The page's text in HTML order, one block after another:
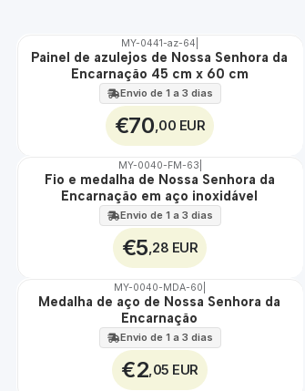
🇵🇹
MY-0441-az-64
Painel de azulejos de Nossa Senhora da
Encarnação 45 cm x 60 cm
Envio de 1 a 3 dias
€70 ,00 EUR
ÁGUA
MY-0040-FM-63
Fio e medalha de Nossa Senhora da
Encarnação em aço inoxidável
Envio de 1 a 3 dias
€5 ,28 EUR
🇵🇹
MY-0040-MDA-60
Medalha de aço de Nossa Senhora da
Encarnação
Envio de 1 a 3 dias
€2 ,05 EUR